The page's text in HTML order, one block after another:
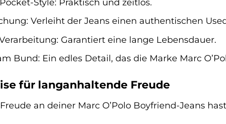
Style: Praktisch und zeitlos.
Verleiht der Jeans einen authentischen
Garantiert eine lange Lebensdauer.
Bund: Ein edles Detail, das die Marke Marc
für langanhaltende Freude
an deiner Marc O’Polo Boyfriend-Jeans